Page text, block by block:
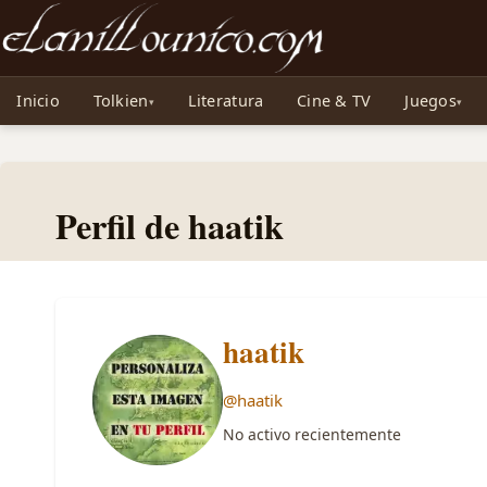
Noticias sobre Tolkien: El Señor de los Anillos, Los Anillos de Poder, La Caza
Inicio Tolkien Literatura Cine & TV Juegos
Perfil de haatik
haatik
@haatik
No activo recientemente